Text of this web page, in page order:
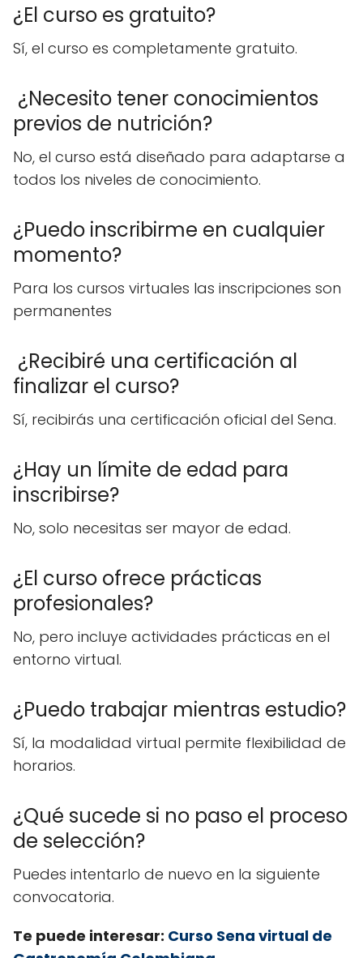
¿El curso es gratuito?
Sí, el curso es completamente gratuito.
¿Necesito tener conocimientos
previos de nutrición?
No, el curso está diseñado para adaptarse a
todos los niveles de conocimiento.
¿Puedo inscribirme en cualquier
momento?
Para los cursos virtuales las inscripciones son
permanentes
¿Recibiré una certificación al
finalizar el curso?
Sí, recibirás una certificación oficial del Sena.
¿Hay un límite de edad para
inscribirse?
No, solo necesitas ser mayor de edad.
¿El curso ofrece prácticas
profesionales?
No, pero incluye actividades prácticas en el
entorno virtual.
¿Puedo trabajar mientras estudio?
Sí, la modalidad virtual permite flexibilidad de
horarios.
¿Qué sucede si no paso el proceso
de selección?
Puedes intentarlo de nuevo en la siguiente
convocatoria.
Te puede interesar: Curso Sena virtual de